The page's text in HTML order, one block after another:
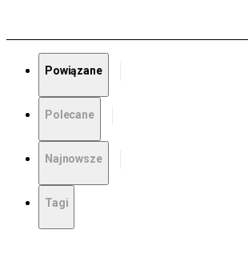
Powiązane
Polecane
Najnowsze
Tagi